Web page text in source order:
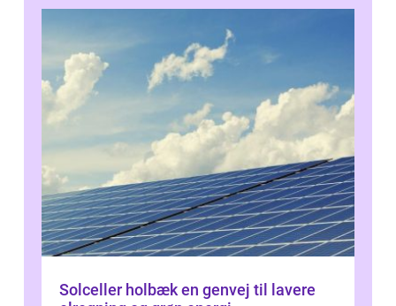
Solceller holbæk en genvej til lavere